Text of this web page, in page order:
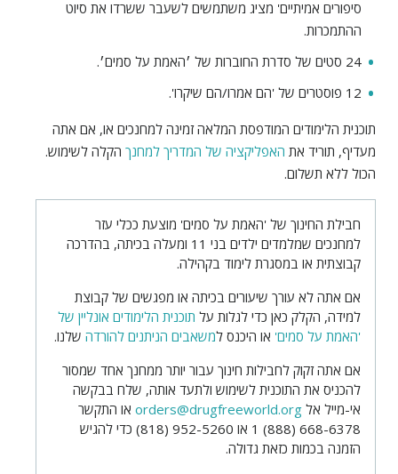
סיפורים אמיתיים' מציג משתמשים לשעבר ששרדו את סיוט
ההתמכרות.
24 סטים של סדרת החוברות של ׳האמת על סמים׳.
12 פוסטרים של 'הם אמרו/הם שיקרו'.
תוכנית הלימודים המודפסת המלאה זמינה למחנכים או, אם אתה
מעדיף, תוריד את האפליקציה של המדריך למחנך הקלה לשימוש.
הכול ללא תשלום.
חבילת החינוך של 'האמת על סמים' מוצעת ככלי עזר
למחנכים שמלמדים ילדים בני 11 ומעלה בכיתה, בהדרכה
קבוצתית או במסגרת לימוד בקהילה.
אם אתה לא עורך שיעורים בכיתה או מפגשים של קבוצת
למידה, הקלק כאן כדי לגלות על תוכנית הלימודים אונליין של
'האמת על סמים' או היכנס למשאבים הניתנים להורדה שלנו.
אם אתה זקוק לחבילות חינוך עבור יותר ממחנך אחד שמסור
להכניס את התוכנית לשימוש ולתעד אותה, שלח בבקשה
אי-מייל אל orders@drugfreeworld.org או התקשר
1 (888) 668-6378 או (818) 952-5260 כדי להגיש
הזמנה בכמות כזאת גדולה.